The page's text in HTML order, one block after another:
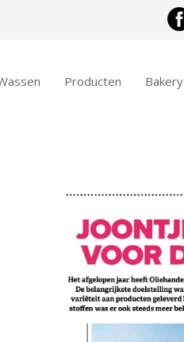
Producten Bakery